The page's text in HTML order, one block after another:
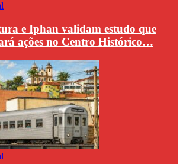
e Iphan validam estudo que
ações no Centro Histórico…